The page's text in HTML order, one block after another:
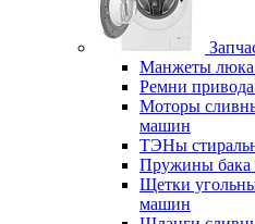
Манжеты люка
Ремни
Моторы
машин
ТЭНы
Пружины бака
Щетки
машин